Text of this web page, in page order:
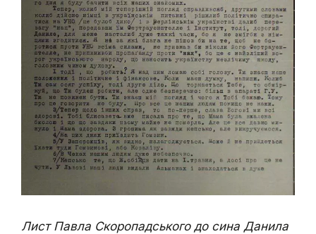
Лист Павла Скоропадського до сина Данила